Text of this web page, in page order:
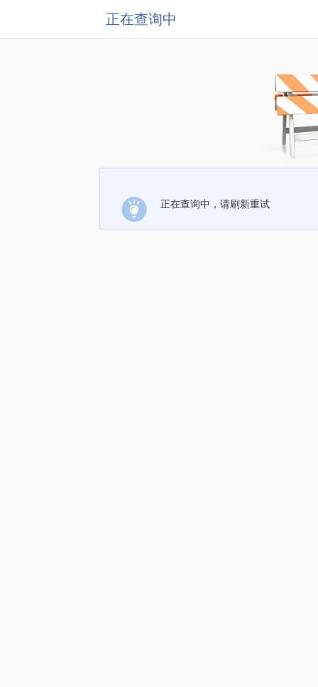
正在查询中
正在查询中，请刷新重试